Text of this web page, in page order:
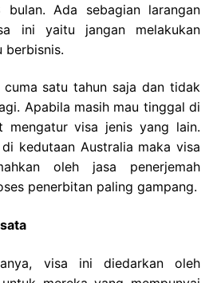
Ada sebagian larangan
ini yaitu jangan melakukan
berbisnis.
satu tahun saja dan tidak
Apabila masih mau tinggal di
mengatur visa jenis yang lain.
kedutaan Australia maka visa
oleh jasa penerjemah
penerbitan paling gampang.
visa ini diedarkan oleh